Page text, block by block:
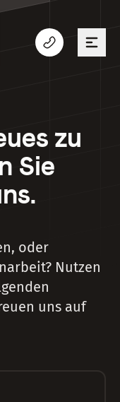
zu
Sie
oder
Nutzen
uns auf